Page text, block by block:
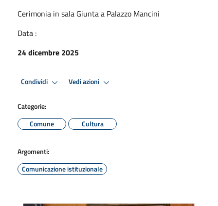
Cerimonia in sala Giunta a Palazzo Mancini
Data :
24 dicembre 2025
Condividi Vedi azioni
Categorie:
Comune
Cultura
Argomenti:
Comunicazione istituzionale